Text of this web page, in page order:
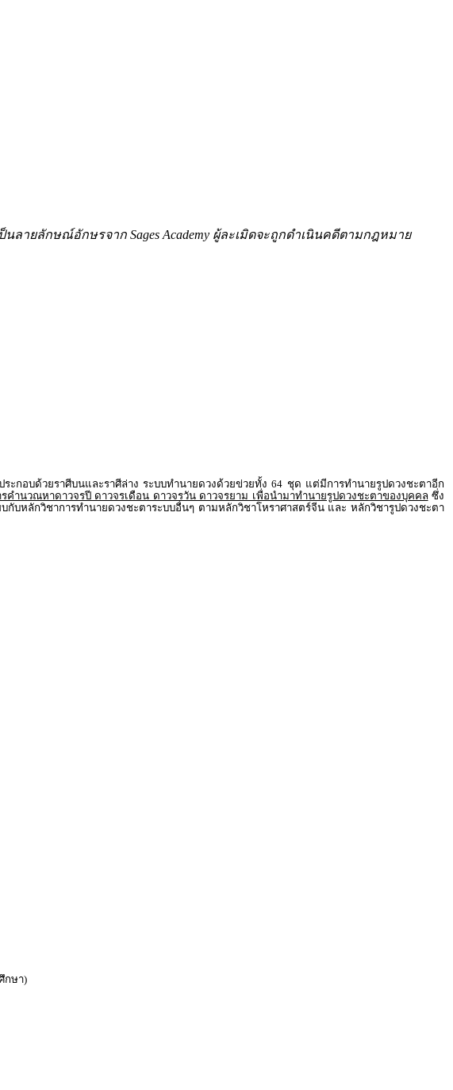
ลายลักษณ์อักษรจาก Sages Academy ผู้ละเมิดจะถูกดำเนินคดีตามกฎหมาย
กอบด้วยราศีบนและราศีล่าง ระบบทำนายดวงด้วยข่วยทั้ง 64 ชุด แต่มีการทำนายรูปดวงชะตาอีก
นวณหาดาวจรปี ดาวจรเดือน ดาวจรวัน ดาวจรยาม เพื่อนำมาทำนายรูปดวงชะตาของบุคคล ซึ่ง
บหลักวิชาการทำนายดวงชะตาระบบอื่นๆ ตามหลักวิชาโหราศาสตร์จีน และ หลักวิชารูปดวงชะตา
กษา)